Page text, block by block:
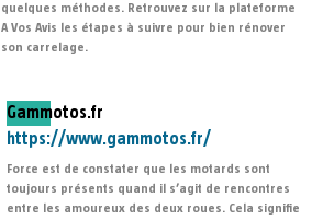
quelques méthodes. Retrouvez sur la plateforme
A Vos Avis les étapes à suivre pour bien rénover
son carrelage.
Gammotos.fr
https://www.gammotos.fr/
Force est de constater que les motards sont
toujours présents quand il s’agit de rencontres
entre les amoureux des deux roues. Cela signifie